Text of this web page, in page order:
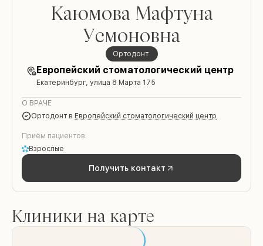
Каюмова Мафтуна
Усмоновна
ортодонт
Европейский стоматологический центр
Екатеринбург, улица 8 Марта 175
О ВРАЧЕ
ортодонт в Европейский стоматологический центр
Приём пациентов:
Взрослые
Получить контакт
Клиники на карте